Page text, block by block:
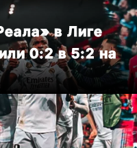
в Лиге
0:2 в 5:2 на